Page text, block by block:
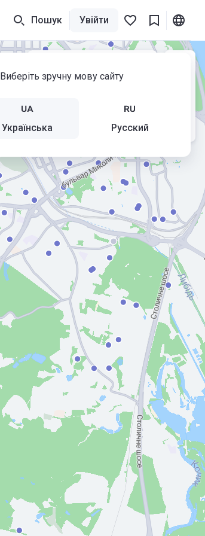
Пошук Увійти
Виберіть зручну мову сайту
Українська Русский